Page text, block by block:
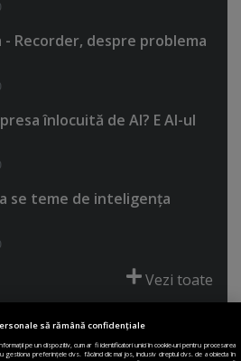
- Recorder, despre problema
înlocuită de AI? E AI-ul
se teme de inteligenţa
Vezi toate
să rămână confidențiale
pe un dispozitiv, cum ar fi identificatori unici în cookie-uri pentru procesarea
gestiona preferințele dvs. făcând clic mai jos, inclusiv dreptul dvs. de a obiecta în